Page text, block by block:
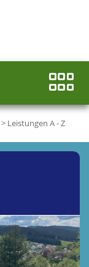
> Leistungen A - Z